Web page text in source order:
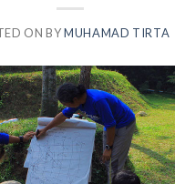
ONBYMUHAMAD TIRTA